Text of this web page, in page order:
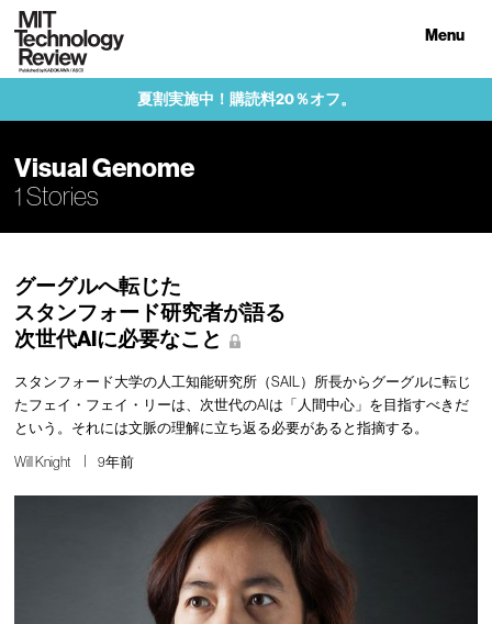
Menu
夏割実施中！購読料20％オフ。
Visual Genome
1 Stories
グーグルへ転じた
スタンフォード研究者が語る
次世代AIに必要なこと
スタンフォード大学の人工知能研究所（SAIL）所長からグーグルに転じ
たフェイ・フェイ・リーは、次世代のAIは「人間中心」を目指すべきだ
という。それには文脈の理解に立ち返る必要があると指摘する。
Will Knight 9年前